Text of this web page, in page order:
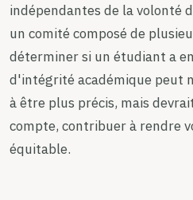
indépendantes de la volonté
un comité composé de
déterminer si un étudiant a
d'intégrité académique peut
à être plus précis, mais
compte, contribuer à rendre
équitable.